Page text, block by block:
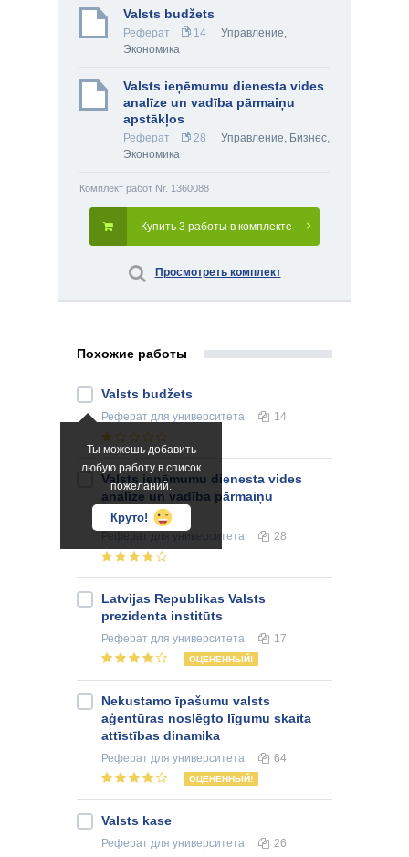
Valsts budžets
Реферат 14 Управление,
Экономика
Valsts ieņēmumu dienesta vides
analīze un vadība pārmaiņu
apstākļos
Реферат 28 Управление, Бизнес,
Экономика
Комплект работ Nr. 1360088
Купить 3 работы в комплекте
Просмотреть комплект
Похожие работы
Ты можешь добавить
любую работу в список
пожеланий.
Круто!
Valsts budžets
Реферат для университета 14
Valsts ieņēmumu dienesta vides
analīze un vadība pārmaiņu
apstākļos
для университета 28
Latvijas Republikas Valsts
prezidenta institūts
Реферат для университета 17
ОЦЕНЕННЫЙ!
Nekustamo īpašumu valsts
aģentūras noslēgto līgumu skaita
attīstības dinamika
Реферат для университета 64
ОЦЕНЕННЫЙ!
Valsts kase
Реферат для университета 26